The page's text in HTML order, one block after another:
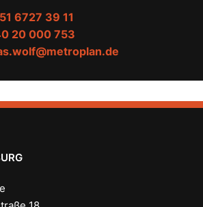
6727 39 11
20 000 753